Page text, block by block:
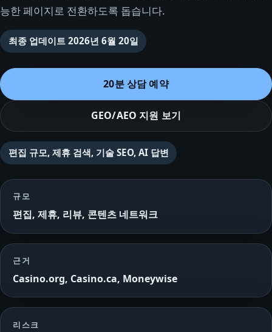
능한 페이지로 전환하도록 돕습니다.
최종 업데이트 2026년 6월 20일
20분 상담 예약
GEO/AEO 지원 보기
편집 규모, 제휴 검색, 기술 SEO, AI 답변
규모
편집, 제휴, 리뷰, 콘텐츠 네트워크
근거
Casino.org, Casino.ca, Moneywise
리스크